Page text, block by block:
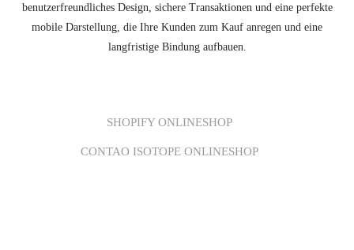
benutzerfreundliches Design, sichere Transaktionen und eine perfekte
mobile Darstellung, die Ihre Kunden zum Kauf anregen und eine
langfristige Bindung aufbauen.
SHOPIFY ONLINESHOP
CONTAO ISOTOPE ONLINESHOP